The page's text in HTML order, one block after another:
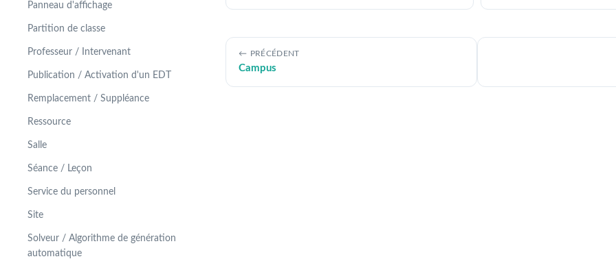
Panneau d'affichage
Partition de classe
Professeur / Intervenant
Publication / Activation d'un EDT
Remplacement / Suppléance
Ressource
Salle
Séance / Leçon
Service du personnel
Site
Solveur / Algorithme de génération
automatique
PRÉCÉDENT
Campus